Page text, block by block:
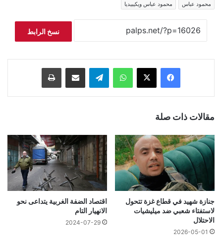
محمود عباس
محمود عباس ويكيبيديا
نسخ الرابط
فيسبوك ‫X واتساب تيلقرام مشاركة عبر البريد طباعة
مقالات ذات صلة
جنازة شهيد في قطاع غزة تتحول
لاستفتاء شعبي ضد ميليشيات
الاحتلال
2026-05-01
اقتصاد الضفة الغربية يتداعى نحو
الانهيار التام
2024-07-29